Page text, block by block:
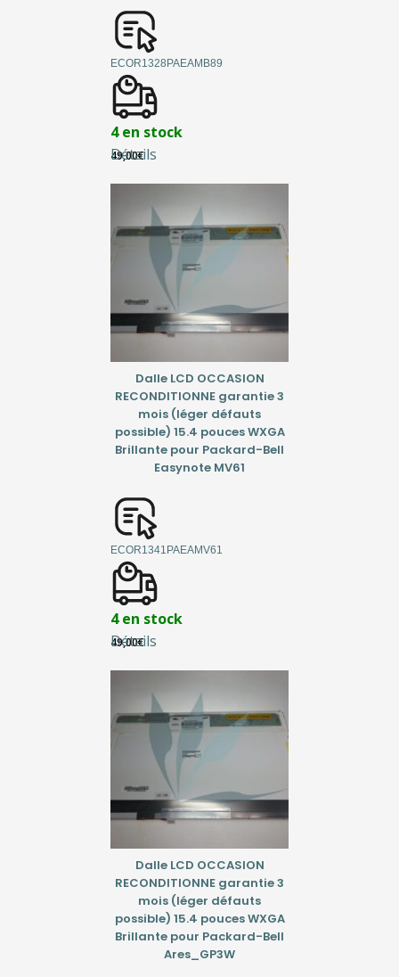
Détails
ECOR1328PAEAMB89
4 en stock
49,00€
Détails
Dalle LCD OCCASION
RECONDITIONNE garantie 3
mois (léger défauts
possible) 15.4 pouces WXGA
Brillante pour Packard-Bell
Easynote MV61
ECOR1341PAEAMV61
4 en stock
49,00€
Dalle LCD OCCASION
RECONDITIONNE garantie 3
mois (léger défauts
possible) 15.4 pouces WXGA
Brillante pour Packard-Bell
Ares_GP3W